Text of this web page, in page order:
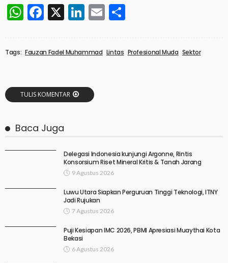
WhatsApp
Facebook
X LinkedIn
Email
Tags: Fauzan Fadel Muhammad Lintas Profesional Muda Sektor
TULIS KOMENTAR
Baca Juga
Delegasi Indonesia kunjungi Argonne, Rintis
Konsorsium Riset Mineral Kritis & Tanah Jarang
9 Agustus 2026
Luwu Utara Siapkan Perguruan Tinggi Teknologi, ITNY
Jadi Rujukan
7 Agustus 2026
Puji Kesiapan IMC 2026, PBMI Apresiasi Muaythai Kota
Bekasi
6 Agustus 2026